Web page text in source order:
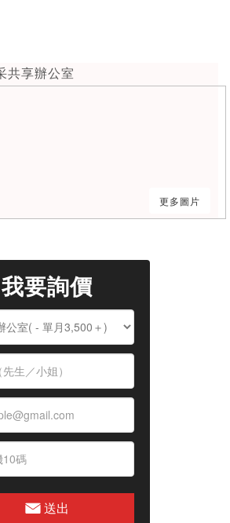
更多圖片
我要詢價
送出